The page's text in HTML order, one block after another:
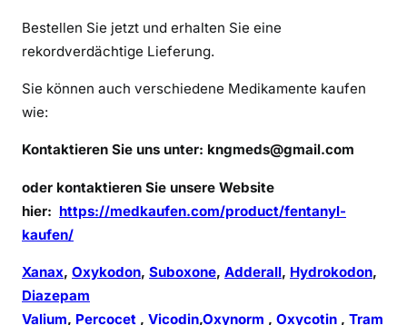
e
e
Bestellen Sie jetzt und erhalten Sie eine
rekordverdächtige Lieferung.
Sie können auch verschiedene Medikamente kaufen
wie:
Kontaktieren Sie uns unter: kngmeds@gmail.com
oder kontaktieren Sie unsere Website
hier: https://medkaufen.com/product/fentanyl-
kaufen/
Xanax, Oxykodon, Suboxone, Adderall, Hydrokodon,
Diazepam
Valium, Percocet , Vicodin,Oxynorm , Oxycotin , Tram